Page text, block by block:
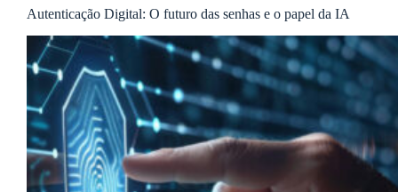
Autenticação Digital: O futuro das senhas e o papel da IA